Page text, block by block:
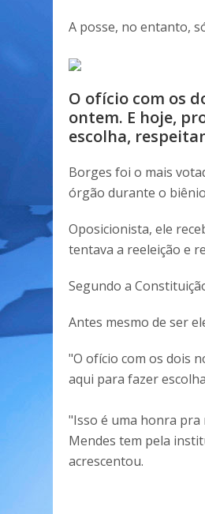
A posse, no entanto,
O ofício com os
ontem. E hoje,
escolha,
Borges foi o mais
órgão durante o
Oposicionista, ele
tentava a reeleição e
Segundo a
Antes mesmo de ser
"O ofício com os dois
aqui para fazer
"Isso é uma honra
Mendes tem pela
acrescentou.